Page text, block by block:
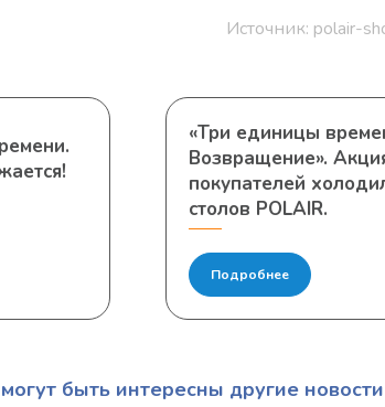
Источник: polair-
«Три единицы
Возвращение».
покупателей
столов POLAIR.
Подробнее
быть интересны другие